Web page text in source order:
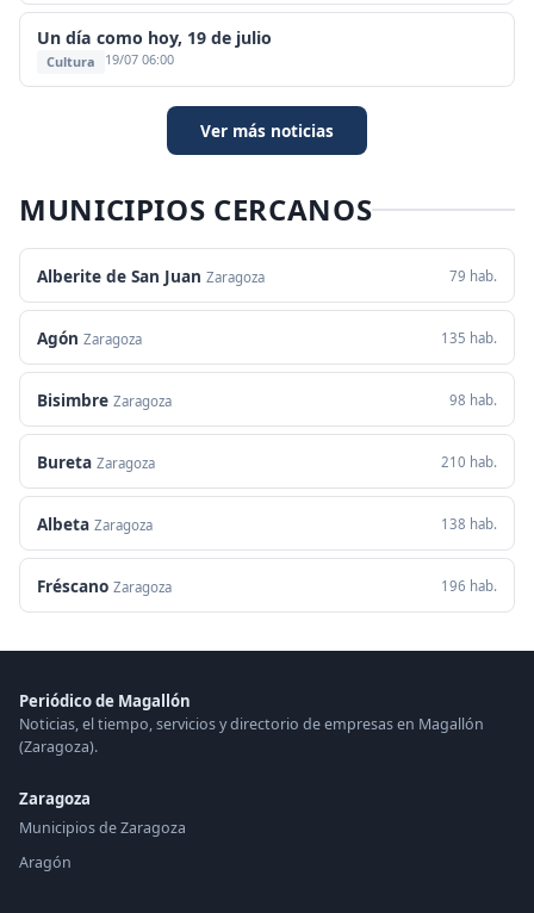
Un día como hoy, 19 de julio
Cultura 19/07 06:00
Ver más noticias
MUNICIPIOS CERCANOS
Alberite de San Juan Zaragoza 79 hab.
Agón Zaragoza 135 hab.
Bisimbre Zaragoza 98 hab.
Bureta Zaragoza 210 hab.
Albeta Zaragoza 138 hab.
Fréscano Zaragoza 196 hab.
Periódico de Magallón
Noticias, el tiempo, servicios y directorio de empresas en Magallón
(Zaragoza).
Zaragoza
Municipios de Zaragoza
Aragón